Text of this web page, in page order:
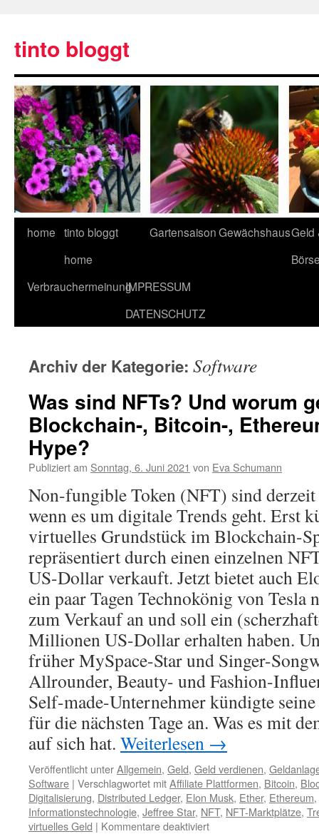
tinto bloggt
home tinto bloggt
home
GartensaisonGewächshausGeld
VerbrauchermeinungIMPRESSUM
DATENSCHUTZ
Archiv der Kategorie: Software
Was sind NFTs? Und worum
Blockchain-, Bitcoin-,
Hype?
Publiziert am Sonntag, 6. Juni 2021 von Eva Schumann
Non-fungible Token (NFT) sind derzeit
wenn es um digitale Trends geht. Erst
virtuelles Grundstück im Blockchain-
repräsentiert durch einen einzelnen
US-Dollar verkauft. Jetzt bietet auch
ein paar Tagen Technokönig von Tesla
zum Verkauf an und soll ein
Millionen US-Dollar erhalten haben.
früher MySpace-Star und Singer-
Allrounder, Beauty- und Fashion-
Self-made-Unternehmer kündigte
für die nächsten Tage an. Was es mit
auf sich hat. Weiterlesen →
Veröffentlicht unterAllgemein, Geld, Geld verdienen,
Software | Verschlagwortet mitAffiliate Plattformen, Bitcoin,
Digitalisierung, Distributed Ledger, Elon Musk, Ether, Ethereum,
Informationstechnologie, Jeffree Star, NFT, NFT-Marktplätze,
virtuelles Geld | Kommentare deaktiviert